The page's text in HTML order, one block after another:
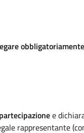
obbligatoriamente
e
rappresentante